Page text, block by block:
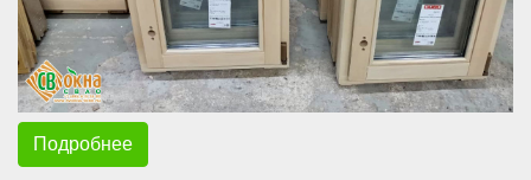
Подробнее